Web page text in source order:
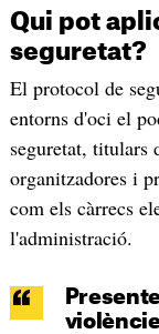
Qui pot
seguretat?
El protocol de
entorns d'oci el
seguretat, titulars
organitzadores i
com els càrrecs
l'administració.